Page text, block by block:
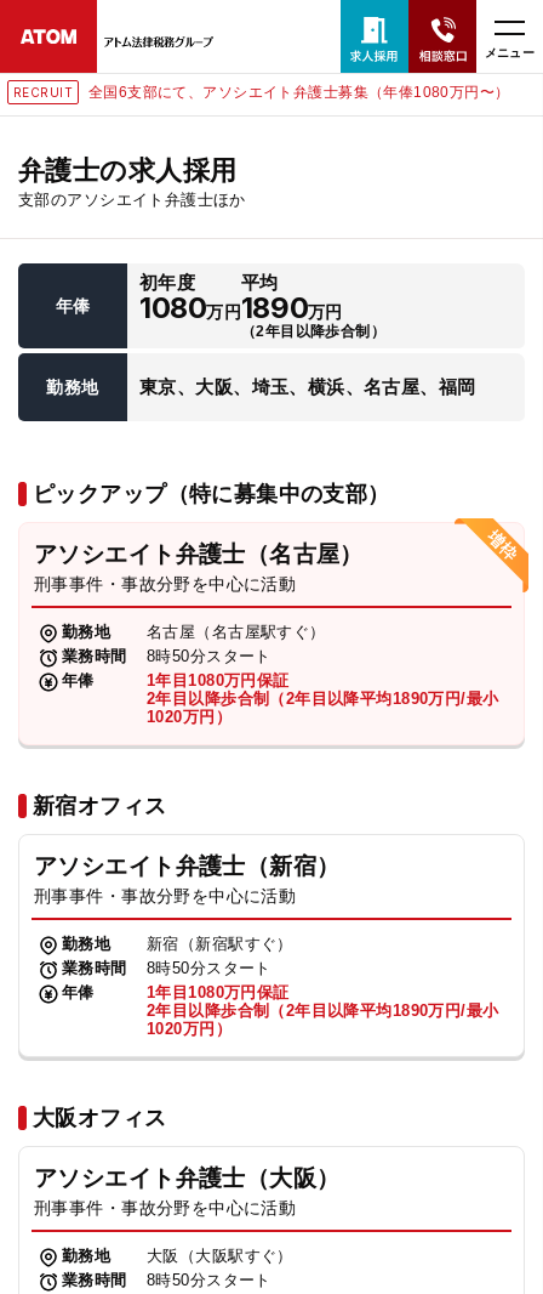
メニュー
RECRUIT 全国6支部にて、アソシエイト弁護士募集（年俸1080万円〜）
弁護士の求人採用
支部のアソシエイト弁護士ほか
年俸
初年度
1080万円
平均
1890万円
（2年目以降歩合制）
勤務地 東京、大阪、埼玉、横浜、名古屋、福岡
ピックアップ（特に募集中の支部）
アソシエイト弁護士（名古屋）
刑事事件・事故分野を中心に活動
勤務地
名古屋（名古屋駅すぐ）
業務時間
8時50分スタート
年俸
1年目1080万円保証
2年目以降歩合制（2年目以降平均1890万円/最小
1020万円）
新宿オフィス
アソシエイト弁護士（新宿）
刑事事件・事故分野を中心に活動
勤務地
新宿（新宿駅すぐ）
業務時間
8時50分スタート
年俸
1年目1080万円保証
2年目以降歩合制（2年目以降平均1890万円/最小
1020万円）
大阪オフィス
アソシエイト弁護士（大阪）
刑事事件・事故分野を中心に活動
勤務地
大阪（大阪駅すぐ）
業務時間
8時50分スタート
24時間365日全国対応
無料相談窓口はこちら
弁護士・税理士
費用
求人採用
お知らせ
特設サイト
相談先情報サイト
法人グループ
プライバシーポリシー 利用規約
TikTok受賞 定義集 動画集